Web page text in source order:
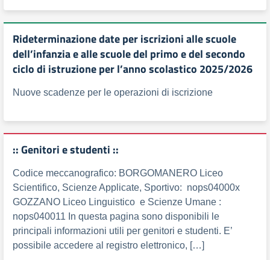
Rideterminazione date per iscrizioni alle scuole
dell’infanzia e alle scuole del primo e del secondo
ciclo di istruzione per l’anno scolastico 2025/2026
Nuove scadenze per le operazioni di iscrizione
:: Genitori e studenti ::
Codice meccanografico: BORGOMANERO Liceo
Scientifico, Scienze Applicate, Sportivo: nops04000x
GOZZANO Liceo Linguistico e Scienze Umane :
nops040011 In questa pagina sono disponibili le
principali informazioni utili per genitori e studenti. E’
possibile accedere al registro elettronico, […]